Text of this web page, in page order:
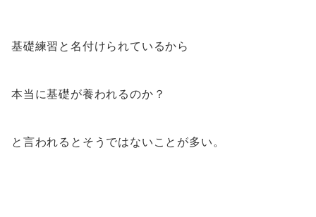
基礎練習と名付けられているから
本当に基礎が養われるのか？
と言われるとそうではないことが多い。